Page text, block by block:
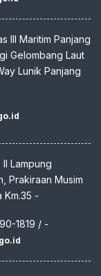
III Maritim Panjang
Gelombang Laut
Lunik Panjang
Lampung
Prakiraan Musim
Km.35 -
1819 / -